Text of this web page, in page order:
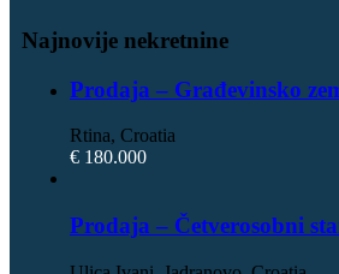
Najnovije nekretnine
Prodaja – Građevinsko
Rtina, Croatia
€ 180.000
Prodaja – Četverosobni